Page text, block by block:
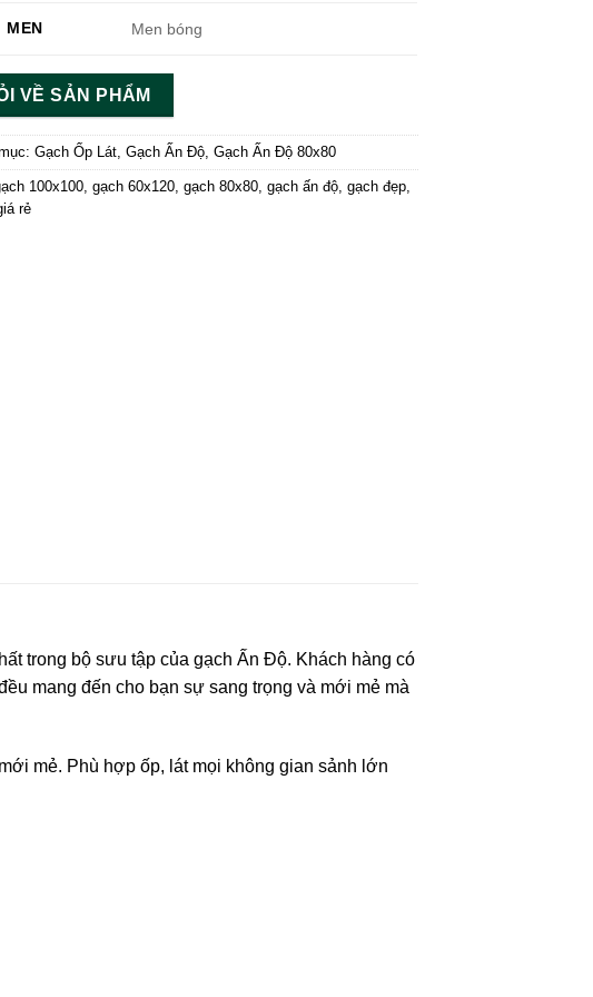
MEN Men bóng
VỀ SẢN PHẨM
Gạch Ốp Lát ,Gạch Ấn Độ ,Gạch Ấn Độ 80x80
100x100 ,gạch 60x120 ,gạch 80x80 ,gạch ấn độ ,gạch đẹp
rẻ
trong bộ sưu tập của gạch Ấn Độ. Khách hàng có
mang đến cho bạn sự sang trọng và mới mẻ mà
mẻ. Phù hợp ốp, lát mọi không gian sảnh lớn